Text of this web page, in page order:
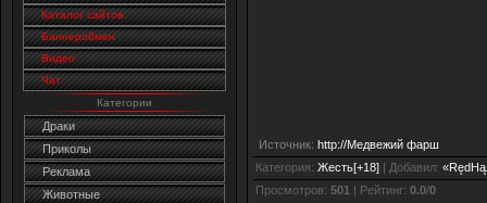
Каталог сайтов
Баннеробмен
Видео
Чат
Категории
Драки
Приколы
Реклама
Животные
Источник: http://Медвежий фарш
Категория: Жесть[+18] | Добавил:
Просмотров: 501 | Рейтинг: 0.0/0